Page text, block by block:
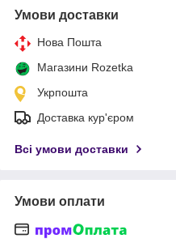
Умови доставки
Нова Пошта
Магазини Rozetka
Укрпошта
Доставка кур'єром
Всі умови доставки
Умови оплати